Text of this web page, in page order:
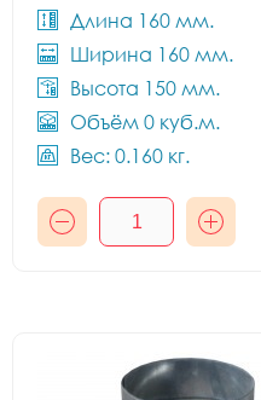
Длина 160 мм.
Ширина 160 мм.
Высота 150 мм.
Объём 0 куб.м.
Вес: 0.160 кг.